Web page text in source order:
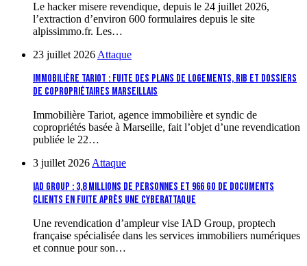
Le hacker misere revendique, depuis le 24 juillet 2026,
l’extraction d’environ 600 formulaires depuis le site
alpissimmo.fr. Les…
23 juillet 2026 Attaque
Immobilière Tariot : fuite des plans de logements, RIB et dossiers
de copropriétaires marseillais
Immobilière Tariot, agence immobilière et syndic de
copropriétés basée à Marseille, fait l’objet d’une revendication
publiée le 22…
3 juillet 2026 Attaque
IAD Group : 3,8 millions de personnes et 966 Go de documents
clients en fuite après une cyberattaque
Une revendication d’ampleur vise IAD Group, proptech
française spécialisée dans les services immobiliers numériques
et connue pour son…